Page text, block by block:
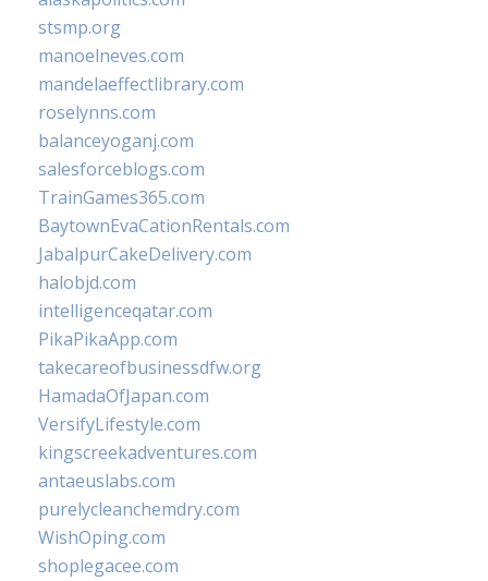
stsmp.org
manoelneves.com
mandelaeffectlibrary.com
roselynns.com
balanceyoganj.com
salesforceblogs.com
TrainGames365.com
BaytownEvaCationRentals.com
JabalpurCakeDelivery.com
halobjd.com
intelligenceqatar.com
PikaPikaApp.com
takecareofbusinessdfw.org
HamadaOfJapan.com
VersifyLifestyle.com
kingscreekadventures.com
antaeuslabs.com
purelycleanchemdry.com
WishOping.com
shoplegacee.com